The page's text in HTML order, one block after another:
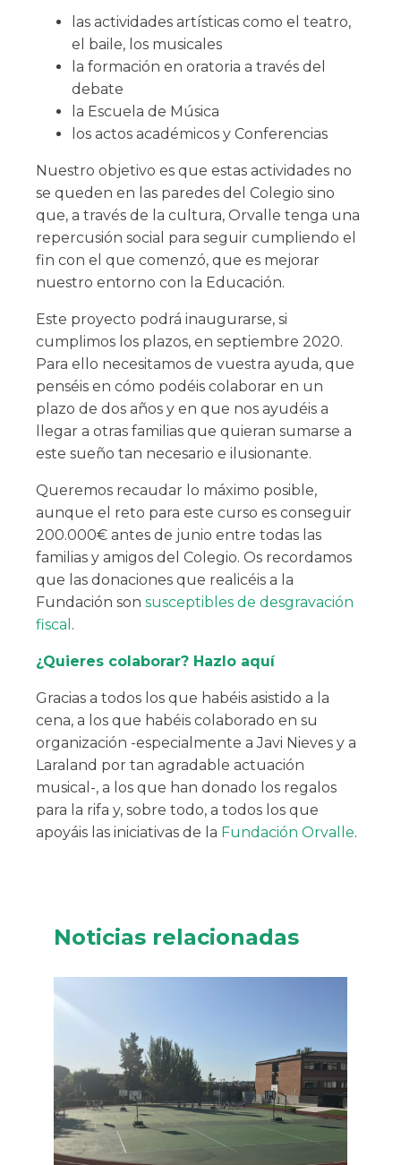
las actividades artísticas como el teatro,
el baile, los musicales
la formación en oratoria a través del
debate
la Escuela de Música
los actos académicos y Conferencias
Nuestro objetivo es que estas actividades no
se queden en las paredes del Colegio sino
que, a través de la cultura, Orvalle tenga una
repercusión social para seguir cumpliendo el
fin con el que comenzó, que es mejorar
nuestro entorno con la Educación.
Este proyecto podrá inaugurarse, si
cumplimos los plazos, en septiembre 2020.
Para ello necesitamos de vuestra ayuda, que
penséis en cómo podéis colaborar en un
plazo de dos años y en que nos ayudéis a
llegar a otras familias que quieran sumarse a
este sueño tan necesario e ilusionante.
Queremos recaudar lo máximo posible,
aunque el reto para este curso es conseguir
200.000€ antes de junio entre todas las
familias y amigos del Colegio. Os recordamos
que las donaciones que realicéis a la
Fundación son susceptibles de desgravación
fiscal .
¿Quieres colaborar? Hazlo aquí
Gracias a todos los que habéis asistido a la
cena, a los que habéis colaborado en su
organización -especialmente a Javi Nieves y a
Laraland por tan agradable actuación
musical-, a los que han donado los regalos
para la rifa y, sobre todo, a todos los que
apoyáis las iniciativas de la Fundación Orvalle.
Noticias relacionadas